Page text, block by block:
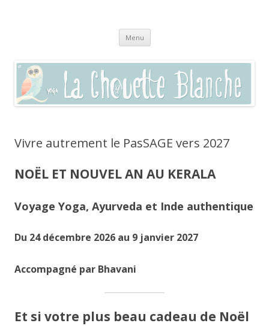
enseignement autour du bien-être
(dans le Gard 30250) et par visio en zoom
Menu Aller
contenu
Vivre autrement le PasSAGE vers 2027
NOËL ET NOUVEL AN AU KERALA
Voyage Yoga, Ayurveda et Inde authentique
Du 24 décembre 2026 au 9 janvier 2027
Accompagné par Bhavani
Et si votre plus beau cadeau de Noël